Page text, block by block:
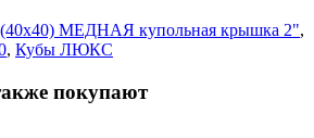
МЕДНАЯ купольная крышка 2",
, Кубы ЛЮКС
покупают